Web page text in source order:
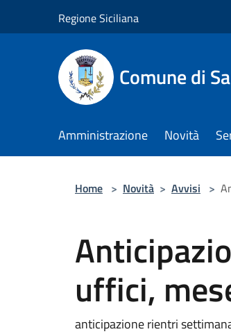
Regione Siciliana
Comune di
Amministrazione Novità
Home > Novità > Avvisi >
uffici,
anticipazione rientri